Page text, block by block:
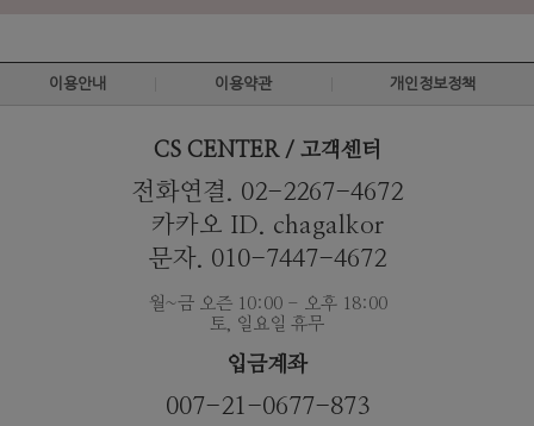
이용안내 이용약관 개인정보정책
CS CENTER / 고객센터
전화연결. 02-2267-4672
카카오 ID. chagalkor
문자. 010-7447-4672
월~금 오즌 10:00 - 오후 18:00
토, 일요일 휴무
입금계좌
007-21-0677-873